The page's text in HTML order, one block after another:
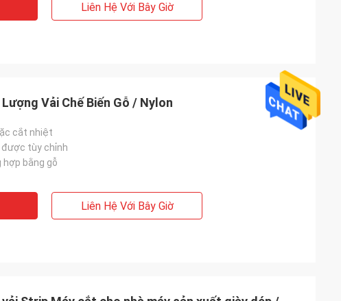
Liên Hệ Với Bây Giờ
Vải Chế Biến Gỗ / Nylon
cắt nhiệt
được tùy chỉnh
bằng gỗ
Liên Hệ Với Bây Giờ